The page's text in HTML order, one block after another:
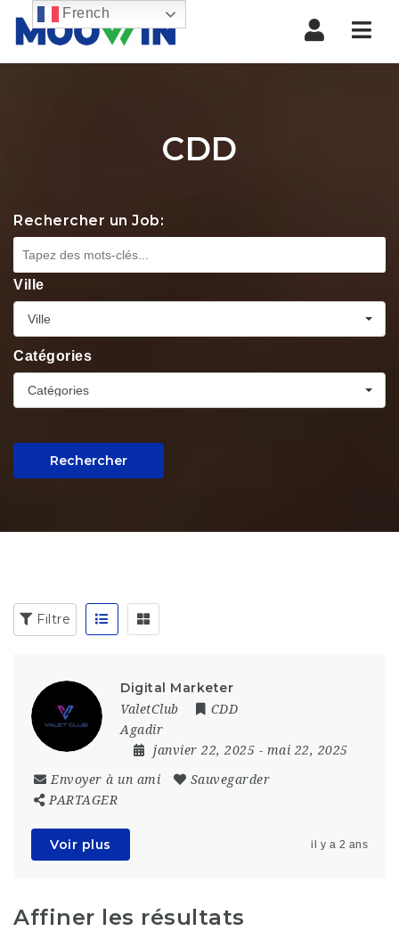
CDD
Rechercher un Job:
Ville
Ville
Catégories
Catégories
Rechercher
Filtre
Digital Marketer
ValetClub
CDD
Agadir
janvier 22, 2025 - mai 22, 2025
Envoyer à un ami
Sauvegarder
PARTAGER
Voir plus il y a 2 ans
Affiner les résultats
French